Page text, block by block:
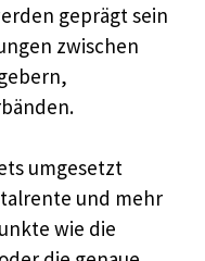
geprägt sein
zwischen
umgesetzt
und mehr
wie die